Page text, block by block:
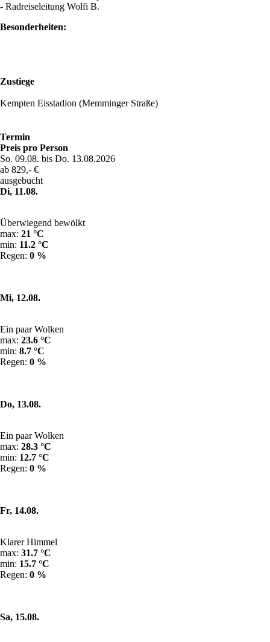
- Radreiseleitung Wolfi B.
Besonderheiten:
Zustiege
Kempten Eisstadion (Memminger Straße)
Termin
Preis pro Person
So. 09.08. bis Do. 13.08.2026
ab 829,- €
ausgebucht
Di, 11.08.
Überwiegend bewölkt
max: 21 °C
min: 11.2 °C
Regen: 0 %
Mi, 12.08.
Ein paar Wolken
max: 23.6 °C
min: 8.7 °C
Regen: 0 %
Do, 13.08.
Ein paar Wolken
max: 28.3 °C
min: 12.7 °C
Regen: 0 %
Fr, 14.08.
Klarer Himmel
max: 31.7 °C
min: 15.7 °C
Regen: 0 %
Sa, 15.08.